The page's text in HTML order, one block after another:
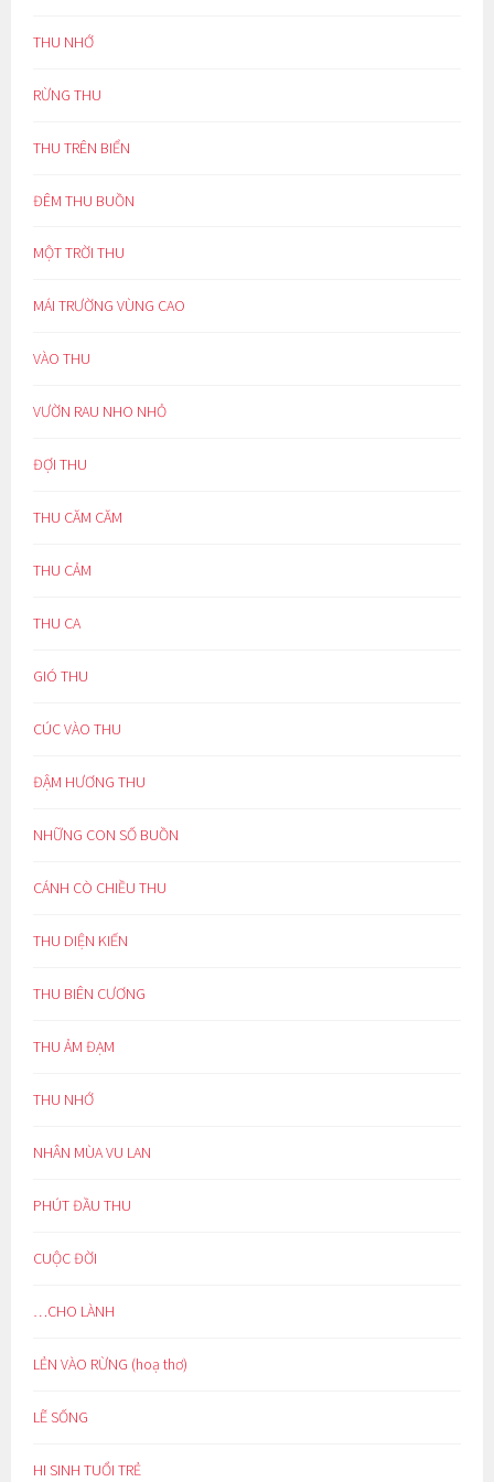
THU NHỚ
RỪNG THU
THU TRÊN BIỂN
ĐÊM THU BUỒN
MỘT TRỜI THU
MÁI TRƯỜNG VÙNG CAO
VÀO THU
VƯỜN RAU NHO NHỎ
ĐỢI THU
THU CĂM CĂM
THU CẢM
THU CA
GIÓ THU
CÚC VÀO THU
ĐẬM HƯƠNG THU
NHỮNG CON SỐ BUỒN
CÁNH CÒ CHIỀU THU
THU DIỆN KIẾN
THU BIÊN CƯƠNG
THU ẢM ĐẠM
THU NHỚ
NHÂN MÙA VU LAN
PHÚT ĐẦU THU
CUỘC ĐỜI
…CHO LÀNH
LẺN VÀO RỪNG (hoạ thơ)
LẼ SỐNG
HI SINH TUỔI TRẺ